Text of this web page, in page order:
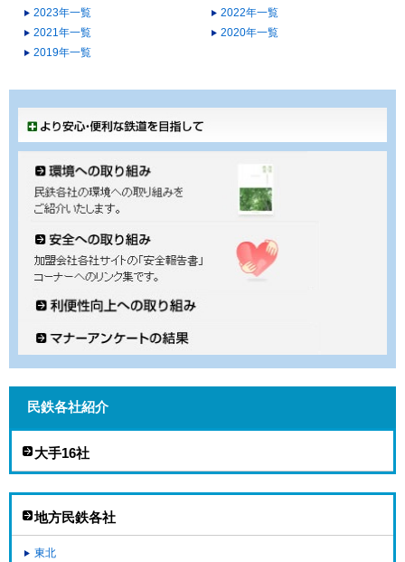
2023年一覧
2022年一覧
2021年一覧
2020年一覧
2019年一覧
民鉄各社紹介
大手16社
地方民鉄各社
東北